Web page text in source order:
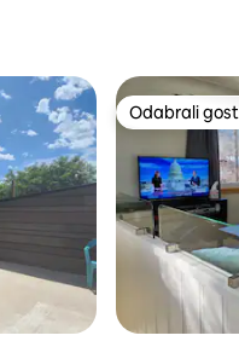
„Odabrali gosti”
Odabrali
Odabrali